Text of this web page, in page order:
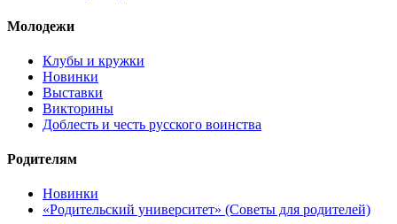
Молодежи
Клубы и кружки
Новинки
Выставки
Викторины
Доблесть и честь русского воинства
Родителям
Новинки
«Родительский университет» (Советы для родителей)